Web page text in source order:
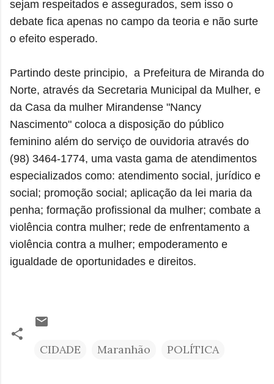
sejam respeitados e assegurados, sem isso o
debate fica apenas no campo da teoria e não surte
o efeito esperado.
Partindo deste principio, a Prefeitura de Miranda do
Norte, através da Secretaria Municipal da Mulher, e
da Casa da mulher Mirandense "Nancy
Nascimento" coloca a disposição do público
feminino além do serviço de ouvidoria através do
(98) 3464-1774, uma vasta gama de atendimentos
especializados como: atendimento social, jurídico e
social; promoção social; aplicação da lei maria da
penha; formação profissional da mulher; combate a
violência contra mulher; rede de enfrentamento a
violência contra a mulher; empoderamento e
igualdade de oportunidades e direitos.
CIDADE Maranhão POLÍTICA